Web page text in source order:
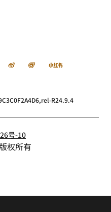
微信 微博 飞猪 小红书
R24.9.4
号-10
权所有